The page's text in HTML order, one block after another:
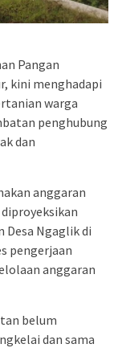
Pangan
kini menghadapi
warga
penghubung
dan
anggaran
Desa Ngaglik di
pengerjaan
anggaran
belum
dan sama